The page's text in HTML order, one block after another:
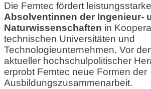
Die Femtec fördert
Absolventinnen der Ingenieur-
Naturwissenschaften in
technischen Universitäten und
Technologieunternehmen. Vor
aktueller hochschulpolitischer
erprobt Femtec neue Formen der
Ausbildungszusammenarbeit.